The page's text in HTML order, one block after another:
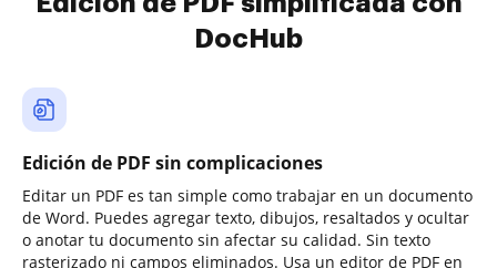
DocHub
Edición de PDF sin complicaciones
Editar un PDF es tan simple como trabajar en un documento
de Word. Puedes agregar texto, dibujos, resaltados y ocultar
o anotar tu documento sin afectar su calidad. Sin texto
rasterizado ni campos eliminados. Usa un editor de PDF en